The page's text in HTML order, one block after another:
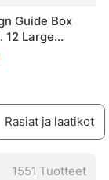
Guide Box
12 Large
Rasiat ja laatikot
1551 Tuotteet